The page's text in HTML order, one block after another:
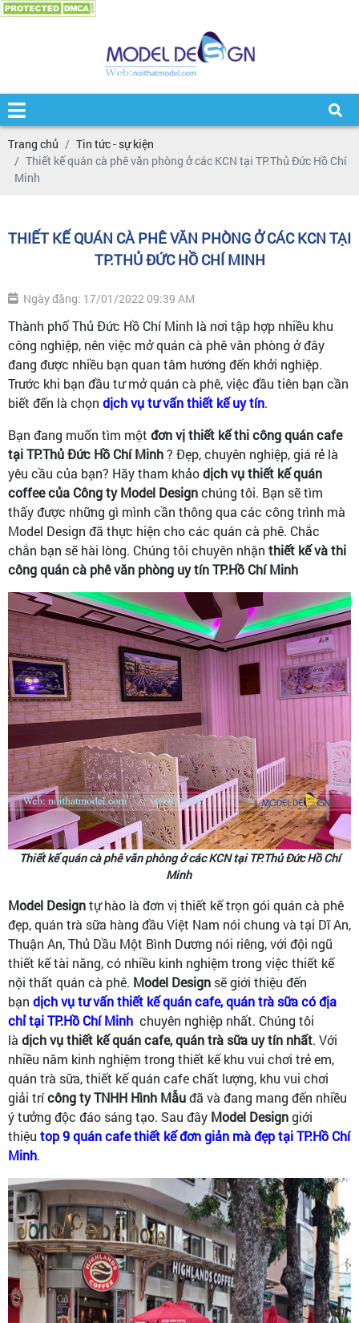
Trang chủ
Tin tức - sự kiện
Thiết kế quán cà phê văn phòng ở các KCN tại TP.Thủ Đức Hồ Chí
Minh
THIẾT KẾ QUÁN CÀ PHÊ VĂN PHÒNG Ở CÁC KCN TẠI
TP.THỦ ĐỨC HỒ CHÍ MINH
Ngày đăng: 17/01/2022 09:39 AM
Thành phố Thủ Đức Hồ Chí Minh là nơi tập hợp nhiều khu
công nghiệp, nên việc mở quán cà phê văn phòng ở đây
đang được nhiều bạn quan tâm hướng đến khởi nghiệp.
Trước khi bạn đầu tư mở quán cà phê, việc đầu tiên bạn cần
biết đến là chọn dịch vụ tư vấn thiết kế uy tín.
Bạn đang muốn tìm một đơn vị thiết kế thi công quán cafe
tại TP.Thủ Đức Hồ Chí Minh? Đẹp, chuyên nghiệp, giá rẻ là
yêu cầu của bạn? Hãy tham khảodịch vụ thiết kế quán
coffee của Công ty Model Designchúng tôi. Bạn sẽ tìm
thấy được những gì mình cần thông qua các công trình mà
Model Design đã thực hiện cho các quán cà phê. Chắc
chắn bạn sẽ hài lòng. Chúng tôi chuyên nhận thiết kế và thi
công quán cà phê văn phòng uy tín TP.Hồ Chí Minh
Thiết kế quán cà phê văn phòng ở các KCN tại TP.Thủ Đức Hồ Chí
Minh
Model Designtự hào là đơn vị thiết kế trọn gói quán cà phê
đẹp, quán trà sữa hàng đầu Việt Nam nói chung và tại Dĩ An,
Thuận An, Thủ Dầu Một Bình Dương nói riêng, với đội ngũ
thiết kế tài năng, có nhiều kinh nghiệm trong việc thiết kế
nội thất quán cà phê. Model Design sẽ giới thiệu đến
bạn dịch vụ tư vấn thiết kế quán cafe, quán trà sữa có địa
chỉ tại TP.Hồ Chí Minh chuyên nghiệp nhất. Chúng tôi
là dịch vụ thiết kế quán cafe, quán trà sữa uy tín nhất. Với
nhiều năm kinh nghiệm trong thiết kế khu vui chơi trẻ em,
quán trà sữa, thiết kế quán cafe chất lượng, khu vui chơi
giải trícông ty TNHH Hình Mẫuđã và đang mang đến nhiều
ý tưởng độc đáo sáng tạo. Sau đây Model Designgiới
thiệu top 9 quán cafe thiết kế đơn giản mà đẹp tại TP.Hồ Chí
Minh.